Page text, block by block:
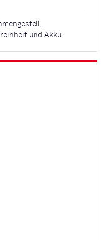
und Akku.